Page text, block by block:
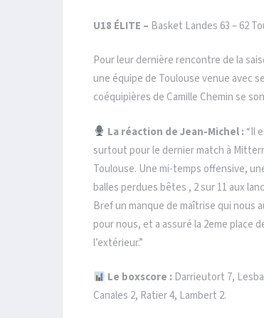
U18 ÉLITE – Basket Landes 63 – 62
Pour leur dernière rencontre de la
une équipe de Toulouse venue avec
coéquipières de Camille Chemin se
La réaction de Jean-Michel : “Il
surtout pour le dernier match à
Toulouse. Une mi-temps offensive,
balles perdues bêtes , 2 sur 11 aux
Bref un manque de maîtrise qui nous
pour nous, et a assuré la 2eme place
l’extérieur.”
Le boxscore : Darrieutort 7,
Canales 2, Ratier 4, Lambert 2.